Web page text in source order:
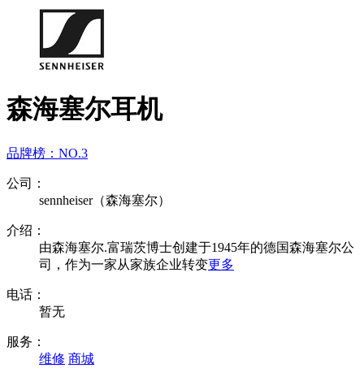
森海塞尔耳机
品牌榜： NO.3
公司：
sennheiser（森海塞尔）
介绍：
由森海塞尔.富瑞茨博士创建于1945年的德国森海塞尔公
司，作为一家从家族企业转变更多
电话：
暂无
服务：
维修 商城